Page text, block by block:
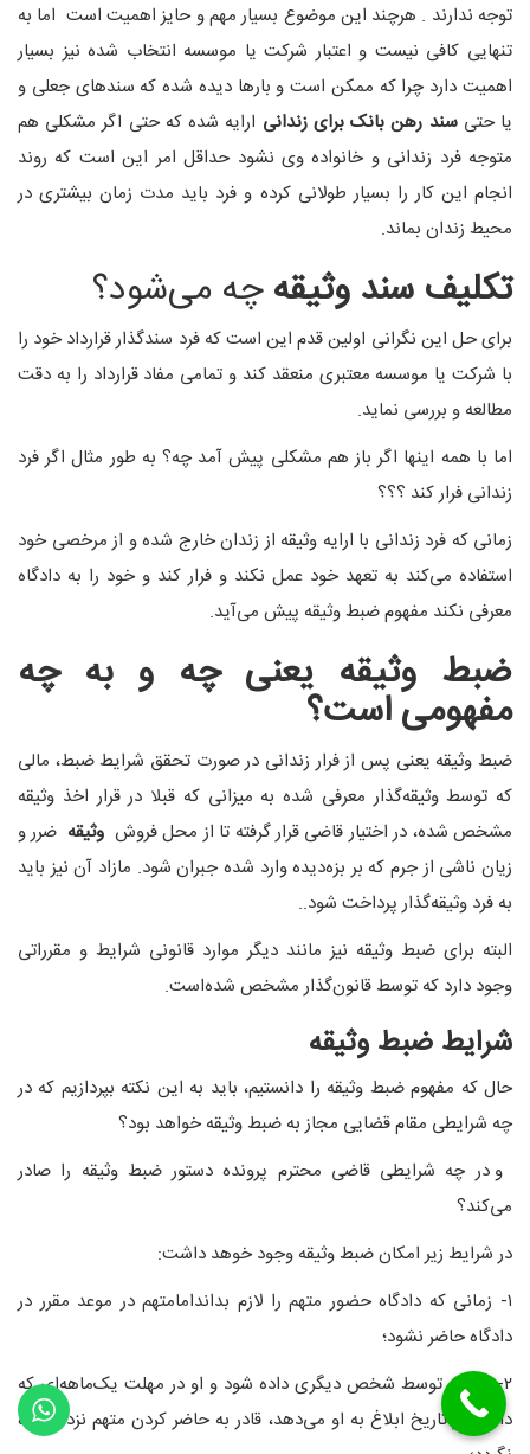
توجه ندارند . هرچند این موضوع بسیار مهم و حایز اهمیت است اما به
تنهایی کافی نیست و اعتبار شرکت یا موسسه انتخاب شده نیز بسیار
اهمیت دارد چرا که ممکن است و بارها دیده شده که سندهای جعلی و
یا حتیسند رهن بانک برای زندانی ارایه شده که حتی اگر مشکلی هم
متوجه فرد زندانی و خانواده وی نشود حداقل امر این است که روند
انجام این کار را بسیار طولانی کرده و فرد باید مدت زمان بیشتری در
محیط زندان بماند.
تکلیف سند وثیقهچه می‌شود؟
برای حل این نگرانی اولین قدم این است که فرد سندگذار قرارداد خود را
با شرکت یا موسسه معتبری منعقد کند و تمامی مفاد قرارداد را به دقت
مطالعه و بررسی نماید.
اما با همه اینها اگر باز هم مشکلی پیش آمد چه؟ به طور مثال اگر فرد
زندانی فرار کند ؟؟؟
زمانی که فرد زندانی با ارایه وثیقه از زندان خارج شده و از مرخصی خود
استفاده می‌کند به تعهد خود عمل نکند و فرار کند و خود را به دادگاه
معرفی نکند مفهوم ضبط وثیقه پیش می‌آید.
ضبط وثیقه یعنی چه و به چه
مفهومی است؟
ضبط وثیقه یعنی پس از فرار زندانی در صورت تحقق شرایط ضبط، مالی
که توسط وثیقه‌گذار معرفی شده به میزانی که قبلا در قرار اخذ وثیقه
مشخص شده، در اختیار قاضی قرار گرفته تا از محل فروش وثیقه ضرر و
زیان ناشی از جرم که بر بزه‌دیده وارد شده جبران شود. مازاد آن نیز باید
به فرد وثیقه‌گذار پرداخت شود..
البته برای ضبط وثیقه نیز مانند دیگر موارد قانونی شرایط و مقرراتی
وجود دارد که توسط قانون‌گذار مشخص شده‌است.
شرایط ضبط وثیقه
حال که مفهوم ضبط وثیقه را دانستیم، باید به این نکته بپردازیم که در
چه شرایطی مقام قضایی مجاز به ضبط وثیقه خواهد بود؟
و در چه شرایطی قاضی محترم پرونده دستور ضبط وثیقه را صادر
می‌کند؟
در شرایط زیر امکان ضبط وثیقه وجود خوهد داشت:
۱- زمانی که دادگاه حضور متهم را لازم بداندامامتهم در موعد مقرر در
دادگاه حاضر نشود؛
۲- وثیقه توسط شخص دیگری داده شود و او در مهلت یک‌ماهه‌ای که
دادگاه از تاریخ ابلاغ به او می‌دهد، قادر به حاضر کردن متهم نزد دادگاه